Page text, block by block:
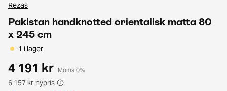
Rezas
Pakistan handknotted orientalisk matta 80
x 245 cm
1 i lager
4 191 kr Moms 0%
6 157 kr nypris